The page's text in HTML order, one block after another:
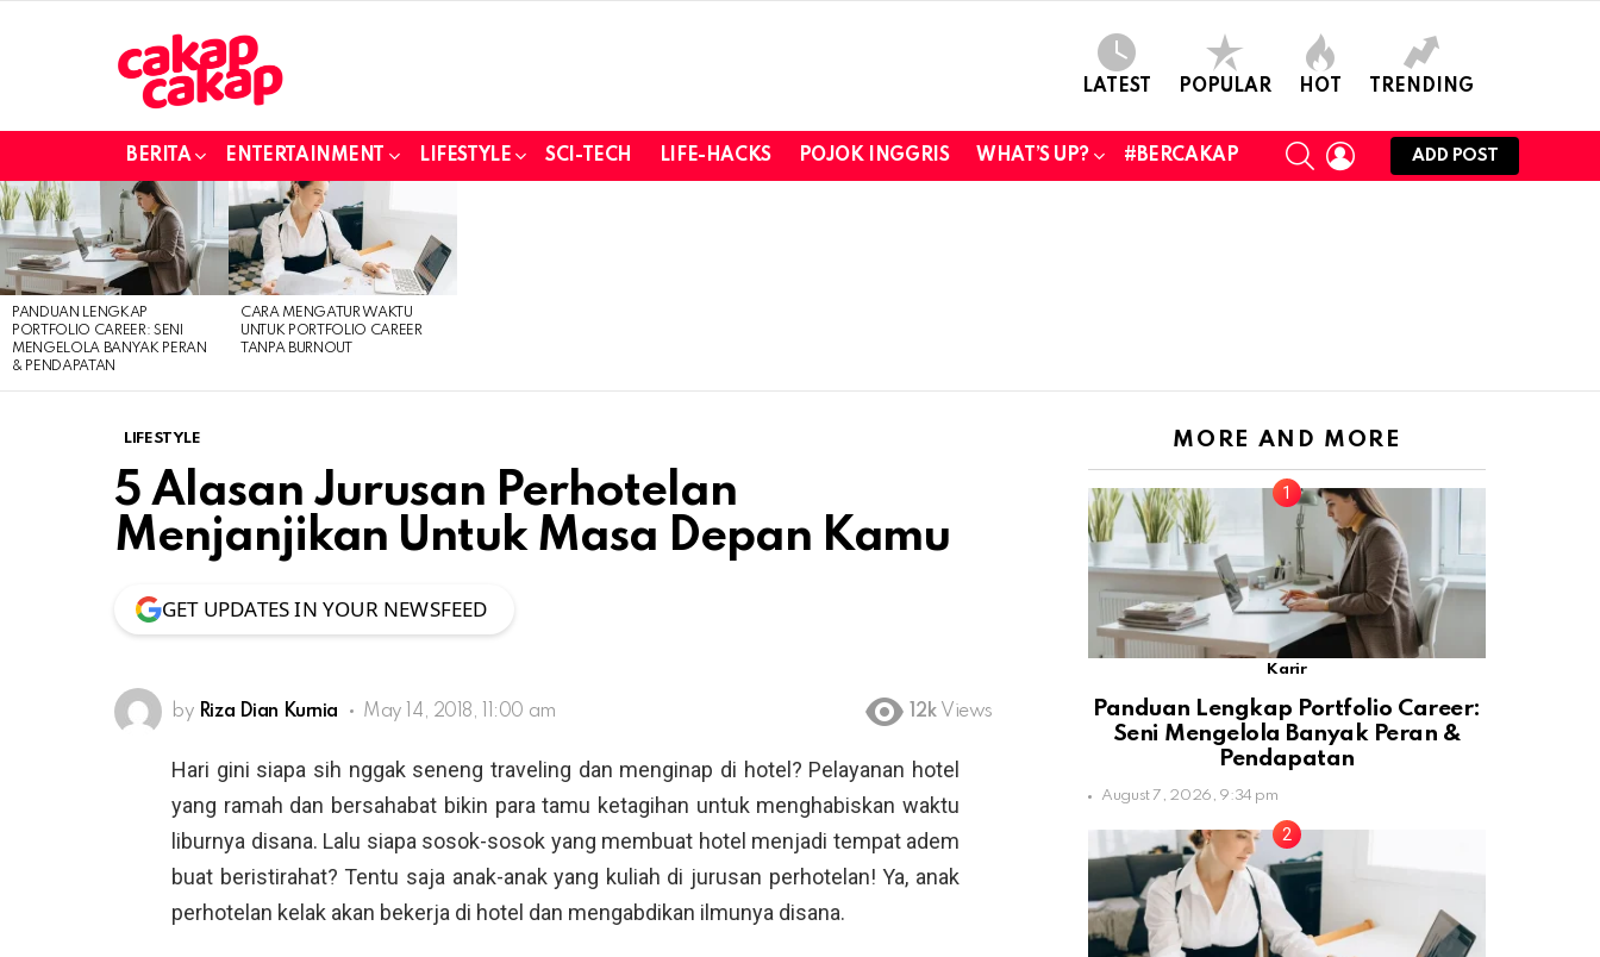
LATEST POPULAR HOT TRENDING
BERITA ENTERTAINMENT LIFESTYLE SCI-TECH LIFE-HACKS POJOK INGGRIS WHAT’S UP? #BERCAKAP
SEARCHLOGIN
ADD POST
LATEST
STORIES
PANDUAN LENGKAP
PORTFOLIO CAREER: SENI
MENGELOLA BANYAK PERAN
& PENDAPATAN
CARA MENGATUR WAKTU
UNTUK PORTFOLIO CAREER
TANPA BURNOUT
LIFESTYLE
5 Alasan Jurusan Perhotelan
Menjanjikan Untuk Masa Depan Kamu
GET UPDATES IN YOUR NEWSFEED
by Riza Dian Kurnia May 14, 2018, 11:00 am 12k Views
Hari gini siapa sih nggak seneng traveling dan menginap di hotel? Pelayanan hotel
yang ramah dan bersahabat bikin para tamu ketagihan untuk menghabiskan waktu
liburnya disana. Lalu siapa sosok-sosok yang membuat hotel menjadi tempat adem
buat beristirahat? Tentu saja anak-anak yang kuliah di jurusan perhotelan! Ya, anak
perhotelan kelak akan bekerja di hotel dan mengabdikan ilmunya disana.
MORE AND MORE
Karir
Panduan Lengkap Portfolio Career:
Seni Mengelola Banyak Peran &
Pendapatan
August 7, 2026, 9:34 pm